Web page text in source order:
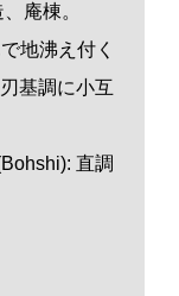
庵棟。
地沸え付く
基調に小互
直調